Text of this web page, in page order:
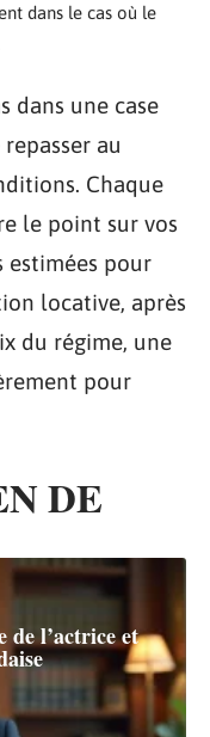
dans le cas où le
dans une case
au
Chaque
le point sur vos
estimées pour
locative, après
du régime, une
pour
DE
l’actrice et